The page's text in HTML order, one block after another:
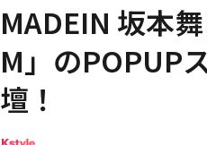
MADEIN 坂本
M」のPOPUP
壇！